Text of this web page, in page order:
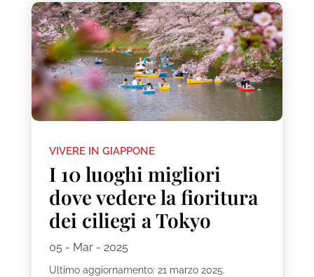
VIVERE IN GIAPPONE
I 10 luoghi migliori
dove vedere la fioritura
dei ciliegi a Tokyo
05 - Mar - 2025
Ultimo aggiornamento: 21 marzo 2025.